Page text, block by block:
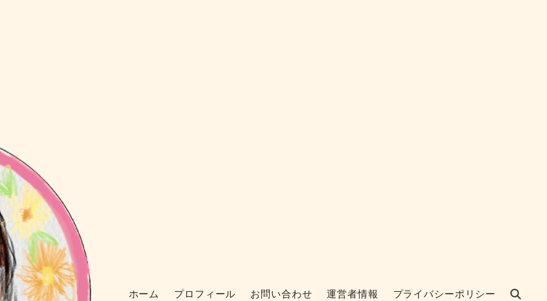
ホーム プロフィール お問い合わせ 運営者情報 プライバシーポリシー